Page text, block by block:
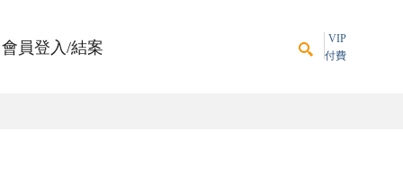
VIP
付費
會員登入/結案